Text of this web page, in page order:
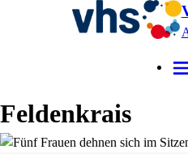
Feldenkrais